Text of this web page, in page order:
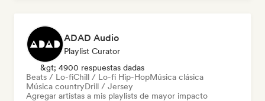
ADAD Audio
Playlist Curator
&gt; 4900 respuestas dadas
Beats / Lo-fiChill / Lo-fi Hip-HopMúsica clásica
Música countryDrill / Jersey
Agregar artistas a mis playlists de mayor impacto